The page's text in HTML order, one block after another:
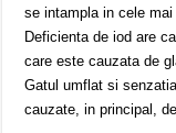
se intampla in cele
Deficienta de iod are
care este cauzata de
Gatul umflat si
cauzate, in principal,